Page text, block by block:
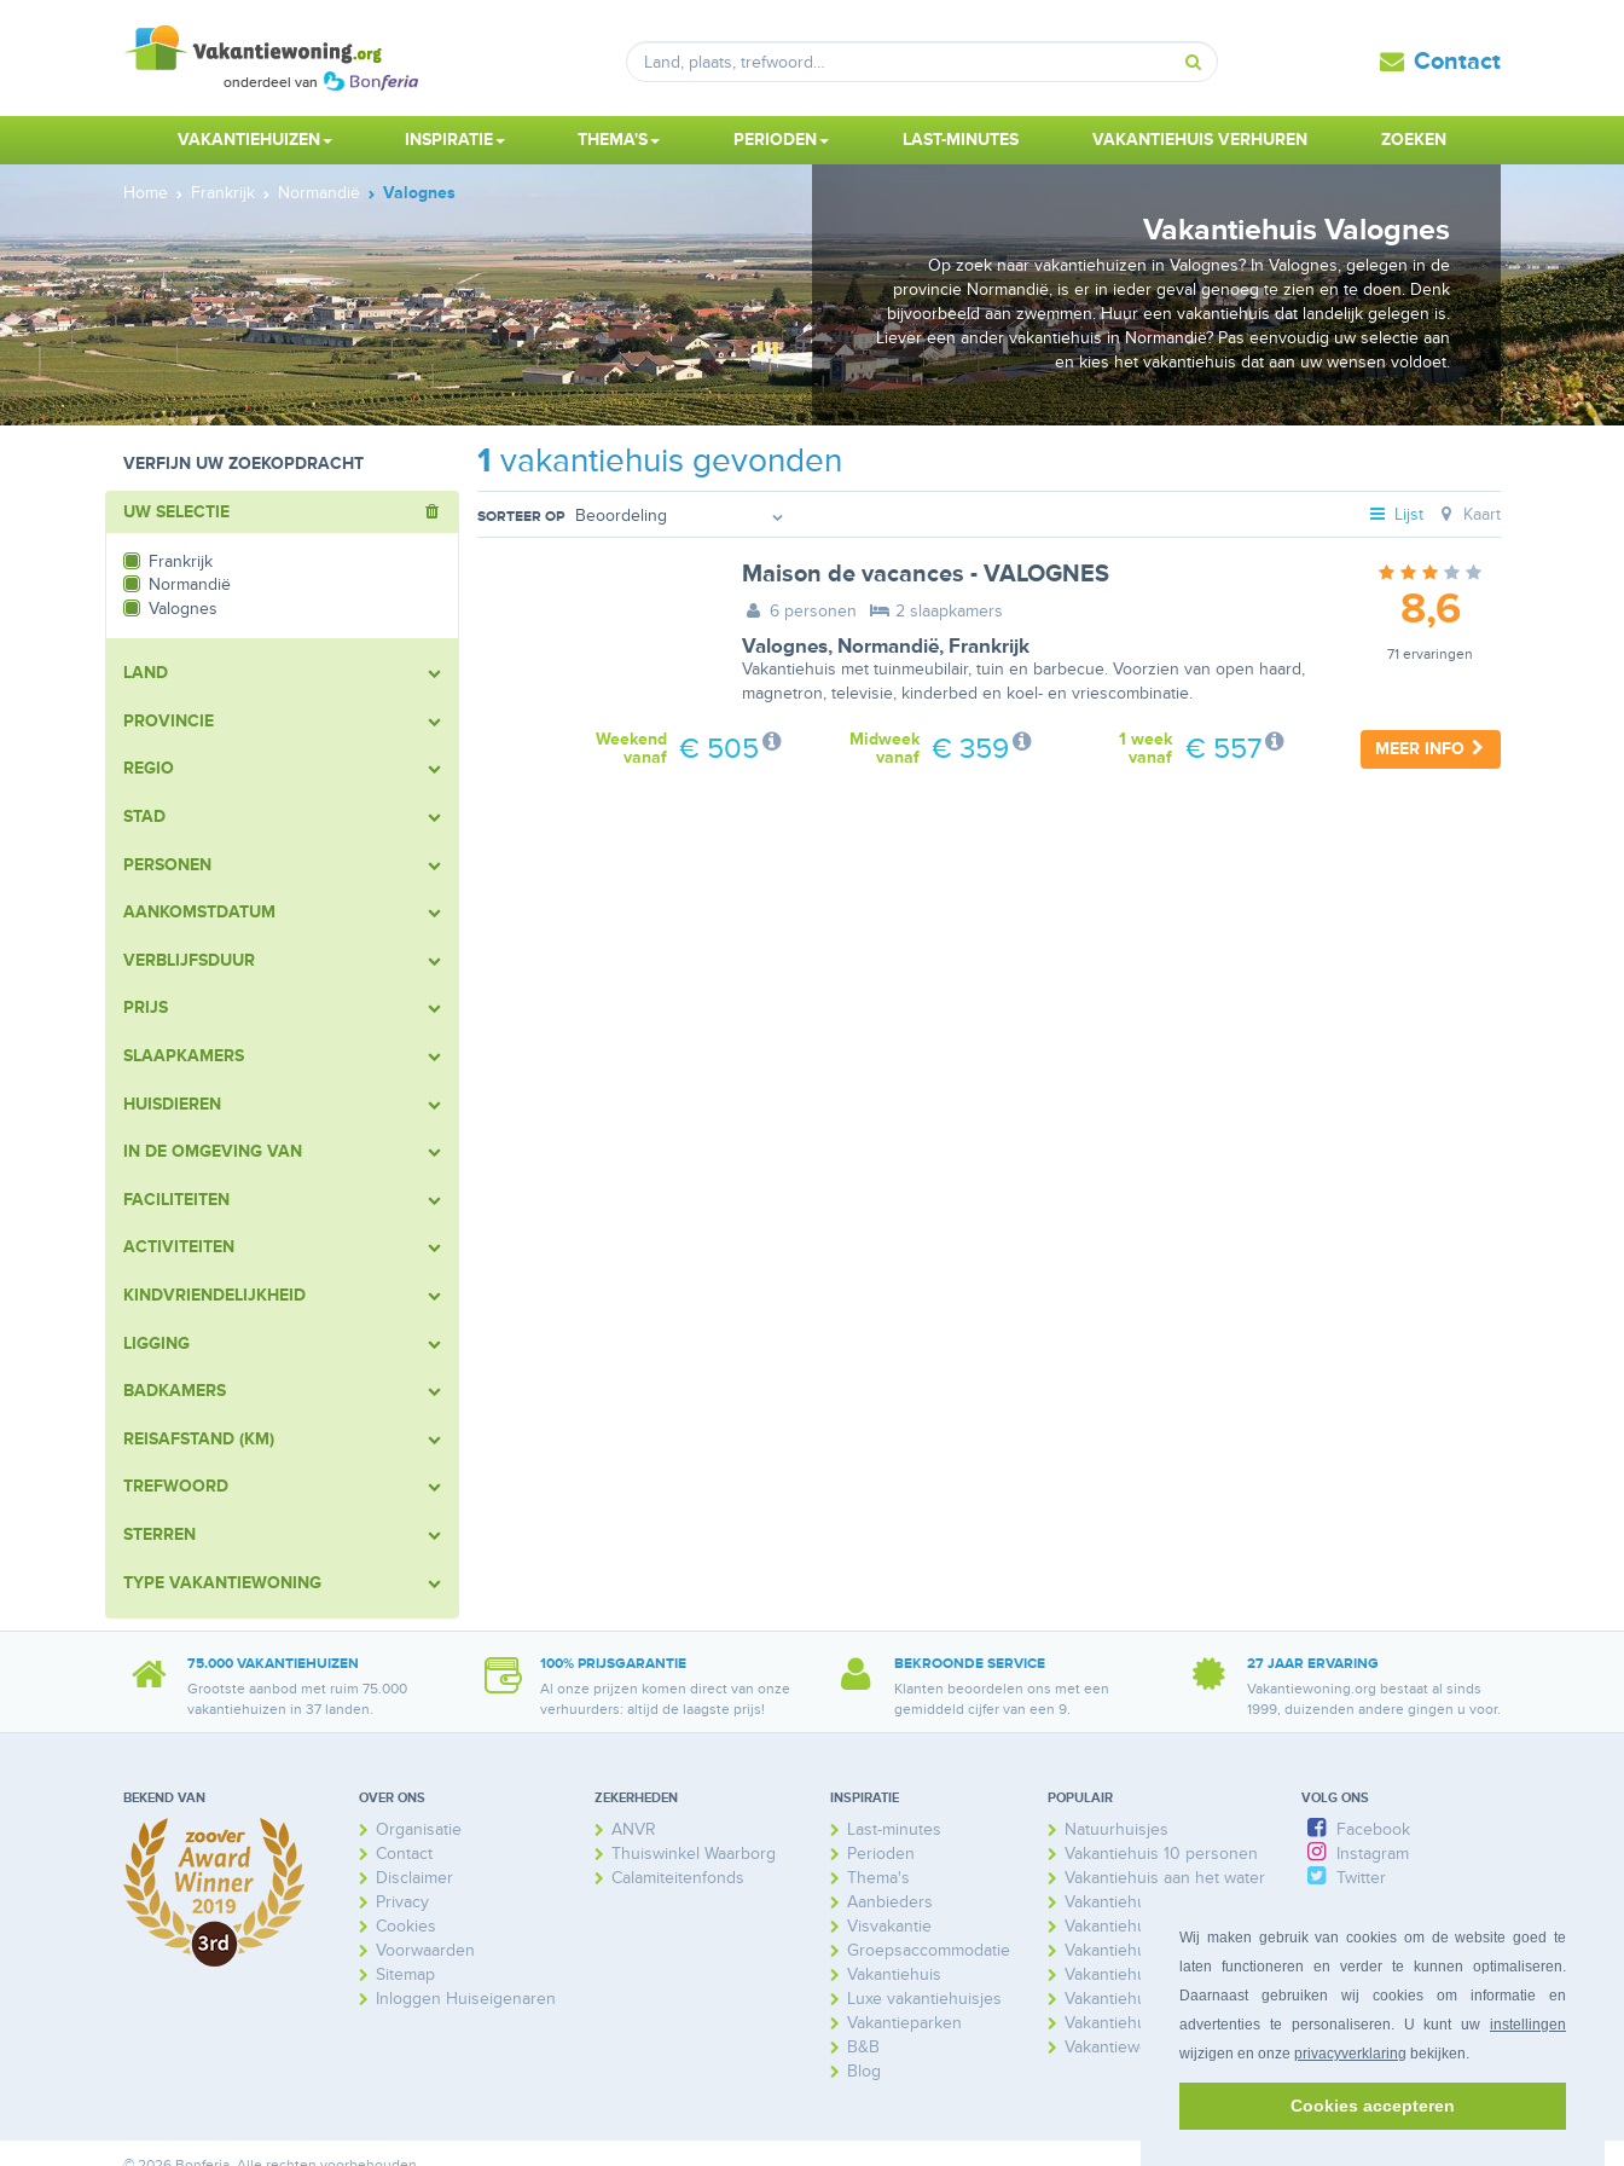
Wij maken gebruik van cookies om de website goed te
laten functioneren en verder te kunnen optimaliseren.
Daarnaast gebruiken wij cookies om informatie en
advertenties te personaliseren. U kunt uw instellingen
wijzigen en onze privacyverklaring bekijken.
Cookies accepteren
Zoeken
Contact
VAKANTIEHUIZEN INSPIRATIE THEMA'S PERIODEN LAST-MINUTES VAKANTIEHUIS VERHUREN ZOEKEN
Home Frankrijk Normandië Valognes
Vakantiehuis Valognes
Op zoek naar vakantiehuizen in Valognes? In Valognes, gelegen in de
provincie Normandië, is er in ieder geval genoeg te zien en te doen. Denk
bijvoorbeeld aan zwemmen. Huur een vakantiehuis dat landelijk gelegen is.
Liever een ander vakantiehuis in Normandië? Pas eenvoudig uw selectie aan
en kies het vakantiehuis dat aan uw wensen voldoet.
VERFIJN UW ZOEKOPDRACHT 1 vakantiehuis gevonden
UW SELECTIE
Frankrijk
Normandië
Valognes
LAND
PROVINCIE
REGIO
STAD
PERSONEN
AANKOMSTDATUM
VERBLIJFSDUUR
PRIJS
SLAAPKAMERS
HUISDIEREN
IN DE OMGEVING VAN
FACILITEITEN
ACTIVITEITEN
KINDVRIENDELIJKHEID
LIGGING
BADKAMERS
REISAFSTAND (KM)
TREFWOORD
STERREN
TYPE VAKANTIEWONING
SORTEER OP Lijst Kaart
Maison de vacances - VALOGNES
6 personen 2 slaapkamers
Valognes, Normandië, Frankrijk
Vakantiehuis met tuinmeubilair, tuin en barbecue. Voorzien van open haard,
magnetron, televisie, kinderbed en koel- en vriescombinatie.
8,6
71 ervaringen
MEER INFO
1 week
vanaf
€ 557
Midweek
vanaf
€ 359
Weekend
vanaf
€ 505
75.000 VAKANTIEHUIZEN
Grootste aanbod met ruim 75.000
vakantiehuizen in 37 landen.
100% PRIJSGARANTIE
Al onze prijzen komen direct van onze
verhuurders: altijd de laagste prijs!
BEKROONDE SERVICE
Klanten beoordelen ons met een
gemiddeld cijfer van een 9.
27 JAAR ERVARING
Vakantiewoning.org bestaat al sinds
1999, duizenden andere gingen u voor.
BEKEND VAN OVER ONS
Organisatie
Contact
Disclaimer
Privacy
Cookies
Voorwaarden
Sitemap
Inloggen Huiseigenaren
ZEKERHEDEN
ANVR
Thuiswinkel Waarborg
Calamiteitenfonds
INSPIRATIE
Last-minutes
Perioden
Thema's
Aanbieders
Visvakantie
Groepsaccommodatie
Vakantiehuis
Luxe vakantiehuisjes
Vakantieparken
B&B
Blog
POPULAIR
Natuurhuisjes
Vakantiehuis 10 personen
Vakantiehuis aan het water
Vakantiehuis Ardennen
Vakantiehuis Duitsland
Vakantiehuis Frankrijk
Vakantiehuis Limburg
Vakantiehuis Nederland
Vakantiehuis Spanje
Vakantiewoning
VOLG ONS
Facebook
Instagram
Twitter